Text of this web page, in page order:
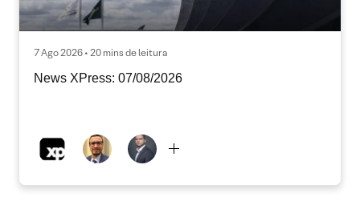
7 Ago 2026 • 20 mins de leitura
News XPress: 07/08/2026